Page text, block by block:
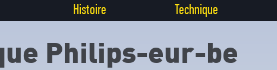
Histoire Technique
Philips-eur-be